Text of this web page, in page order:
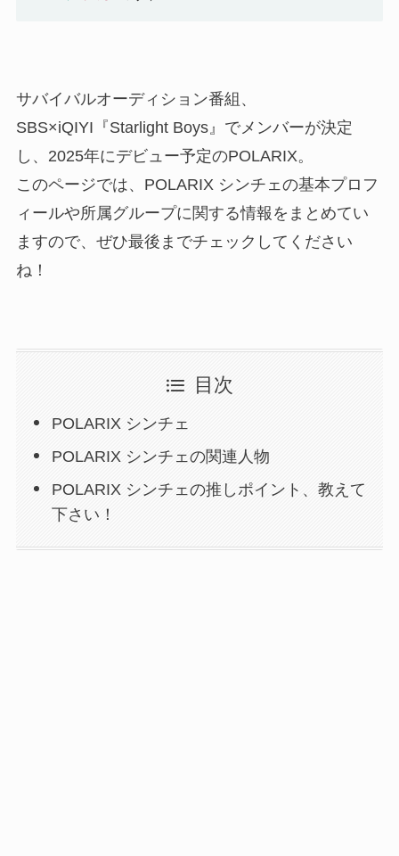
サバイバルオーディション番組、
SBS×iQIYI『Starlight Boys』でメンバーが決定
し、2025年にデビュー予定のPOLARIX。
このページでは、POLARIX シンチェの基本プロフ
ィールや所属グループに関する情報をまとめてい
ますので、ぜひ最後までチェックしてください
ね！
目次
POLARIX シンチェ
POLARIX シンチェの関連人物
POLARIX シンチェの推しポイント、教えて
下さい！